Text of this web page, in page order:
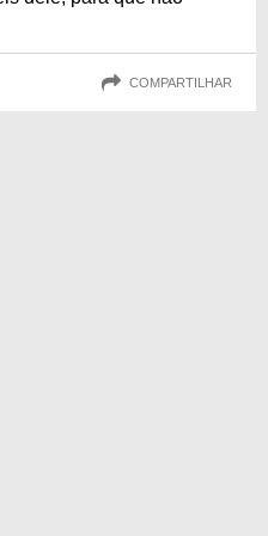
COMPARTILHAR